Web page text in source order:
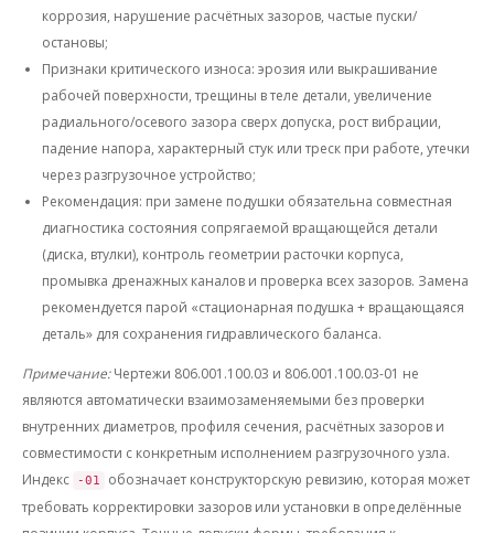
коррозия, нарушение расчётных зазоров, частые пуски/
остановы;
Признаки критического износа: эрозия или выкрашивание
рабочей поверхности, трещины в теле детали, увеличение
радиального/осевого зазора сверх допуска, рост вибрации,
падение напора, характерный стук или треск при работе, утечки
через разгрузочное устройство;
Рекомендация: при замене подушки обязательна совместная
диагностика состояния сопрягаемой вращающейся детали
(диска, втулки), контроль геометрии расточки корпуса,
промывка дренажных каналов и проверка всех зазоров. Замена
рекомендуется парой «стационарная подушка + вращающаяся
деталь» для сохранения гидравлического баланса.
Примечание:Чертежи 806.001.100.03 и 806.001.100.03-01 не
являются автоматически взаимозаменяемыми без проверки
внутренних диаметров, профиля сечения, расчётных зазоров и
совместимости с конкретным исполнением разгрузочного узла.
Индекс
-01
обозначает конструкторскую ревизию, которая может
требовать корректировки зазоров или установки в определённые